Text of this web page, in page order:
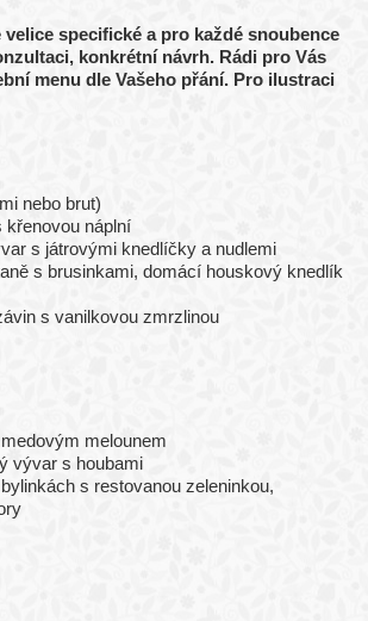
velice specifické a pro každé snoubence
konkrétní návrh. Rádi pro Vás
menu dle Vašeho přání. Pro ilustraci
nebo brut)
křenovou náplní
s játrovými knedlíčky a nudlemi
s brusinkami, domácí houskový knedlík
s vanilkovou zmrzlinou
melounem
vývar s houbami
s restovanou zeleninkou,